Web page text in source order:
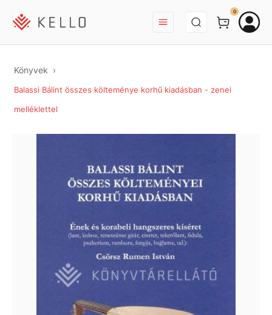
BEJELENTKEZÉS
0
Könyvek
Balassi Bálint összes költeménye korhű kiadásban - zenei
melléklettel